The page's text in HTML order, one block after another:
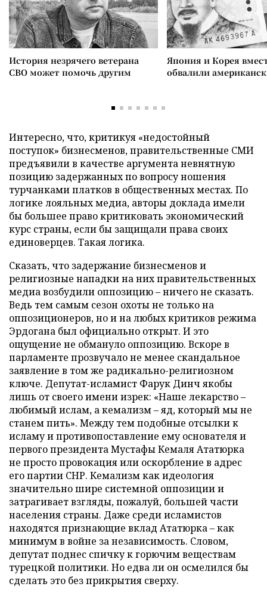
История незрячего ветерана
СВО может помочь другим
Япония и Корея
обвалили
Интересно, что, критикуя «недостойный
поступок» бизнесменов, правительственные СМИ
предъявили в качестве аргумента невнятную
позицию задержанных по вопросу ношения
турчанками платков в общественных местах. По
логике лояльных медиа, авторы доклада имели
бы большее право критиковать экономический
курс страны, если бы защищали права своих
единоверцев. Такая логика.
Сказать, что задержание бизнесменов и
религиозные нападки на них правительственных
медиа возбудили оппозицию – ничего не сказать.
Ведь тем самым сезон охоты не только на
оппозиционеров, но и на любых критиков режима
Эрдогана был официально открыт. И это
ощущение не обмануло оппозицию. Вскоре в
парламенте прозвучало не менее скандальное
заявление в том же радикально-религиозном
ключе. Депутат-исламист Фарук Динч якобы
лишь от своего имени изрек: «Наше лекарство –
любимый ислам, а кемализм – яд, который мы не
станем пить». Между тем подобные отсылки к
исламу и противопоставление ему основателя и
первого президента Мустафы Кемаля Ататюрка
не просто провокация или оскорбление в адрес
его партии СНР. Кемализм как идеология
значительно шире системной оппозиции и
затрагивает взгляды, пожалуй, большей части
населения страны. Даже среди исламистов
находятся признающие вклад Ататюрка – как
минимум в войне за независимость. Словом,
депутат поднес спичку к горючим веществам
турецкой политики. Но едва ли он осмелился бы
сделать это без прикрытия сверху.